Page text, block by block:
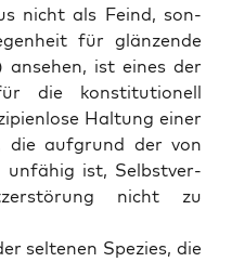
nicht als Feind, son­
für glän­zen­de
anse­hen, ist eines der
die kon­sti­tu­tio­nell
Hal­tung einer
die auf­grund der von
unfä­hig ist, Selbst­ver­
nicht zu
sel­te­nen Spe­zi­es, die